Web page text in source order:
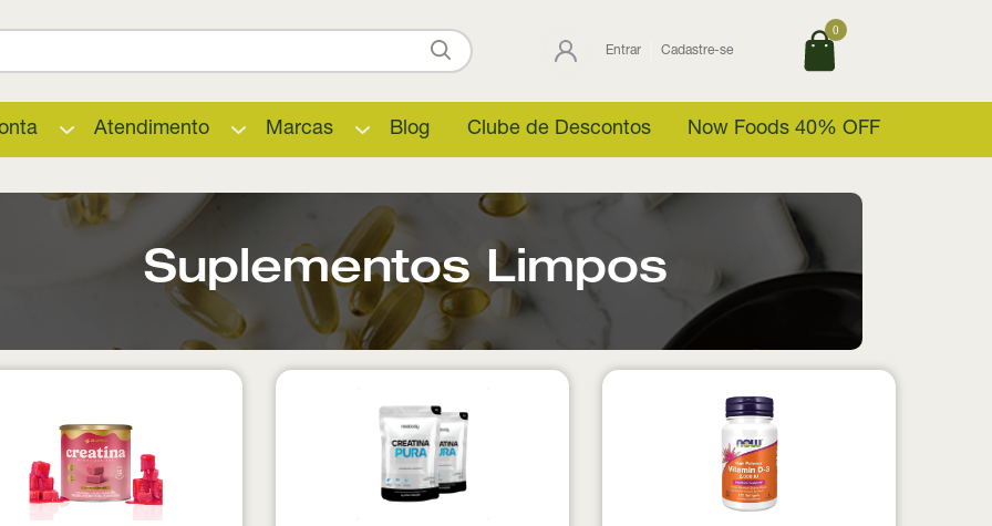
Entrar Cadastre-se
0
Atendimento Marcas Blog Clube de Descontos Now Foods 40% OFF
Suplementos Limpos